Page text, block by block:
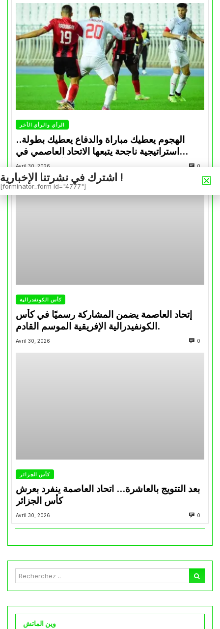
الرأي والرأي الأخر
الهجوم يعطيك مباراة والدفاع يعطيك بطولة..
استراتيجية ناجحة يتبعها الاتحاد العاصمي في
تتويجاته آخر السنوات
Avril 30, 2026 0
كأس الكونفدرالية
إتحاد العاصمة يضمن المشاركة رسميًا في كأس
الكونفيدرالية الإفريقية الموسم القادم.
Avril 30, 2026 0
كأس الجزائر
بعد التتويج بالعاشرة… اتحاد العاصمة ينفرد بعرش
كأس الجزائر
Avril 30, 2026 0
وين الماتش
اشترك في نشرتنا الإخبارية !
[forminator_form id="4777"]